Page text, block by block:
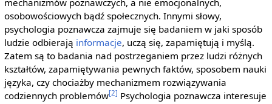
osobowościowych bądź społecznych. Innymi słowy,
psychologia poznawcza zajmuje się badaniem w jaki sposób
ludzie odbierają informacje, uczą się, zapamiętują i myślą.
Zatem są to badania nad postrzeganiem przez ludzi różnych
kształtów, zapamiętywania pewnych faktów, sposobem nauki
języka, czy chociażby mechanizmem rozwiązywania
codziennych problemów[2] Psychologia poznawcza interesuje